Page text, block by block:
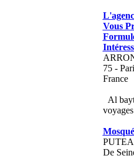
Vous
75 -
France
Al
De